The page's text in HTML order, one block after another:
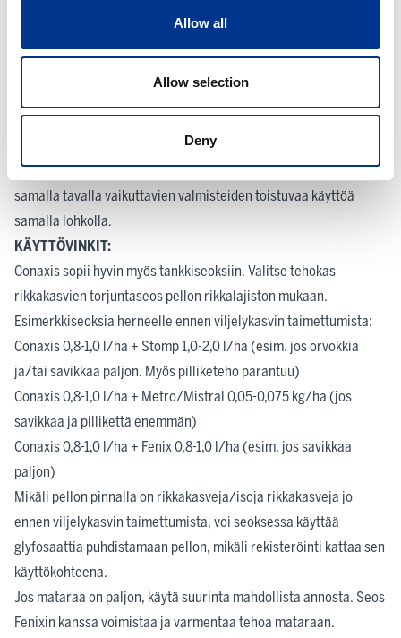
Allow all
Allow selection
Deny
myyntipäällyksestä, jos kasvusto joudutaan rikkomaan.
VAROAIKA: -
Klomatsoni kuuluu vaikutustavaltaan HRAC-ryhmään F4. Riski
resistenssin kehittymisestä näille tehoaineille on vähäinen.
Kestävien rikkakasvikantojen kehittymisen ehkäisemiseksi vältä
samalla tavalla vaikuttavien valmisteiden toistuvaa käyttöä
samalla lohkolla.
KÄYTTÖVINKIT:
Conaxis sopii hyvin myös tankkiseoksiin. Valitse tehokas
rikkakasvien torjuntaseos pellon rikkalajiston mukaan.
Esimerkkiseoksia herneelle ennen viljelykasvin taimettumista:
Conaxis 0,8-1,0 l/ha + Stomp 1,0-2,0 l/ha (esim. jos orvokkia
ja/tai savikkaa paljon. Myös pilliketeho parantuu)
Conaxis 0,8-1,0 l/ha + Metro/Mistral 0,05-0,075 kg/ha (jos
savikkaa ja pillikettä enemmän)
Conaxis 0,8-1,0 l/ha + Fenix 0,8-1,0 l/ha (esim. jos savikkaa
paljon)
Mikäli pellon pinnalla on rikkakasveja/isoja rikkakasveja jo
ennen viljelykasvin taimettumista, voi seoksessa käyttää
glyfosaattia puhdistamaan pellon, mikäli rekisteröinti kattaa sen
käyttökohteena.
Jos mataraa on paljon, käytä suurinta mahdollista annosta. Seos
Fenixin kanssa voimistaa ja varmentaa tehoa mataraan.